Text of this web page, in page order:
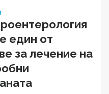
един от
за лечение на